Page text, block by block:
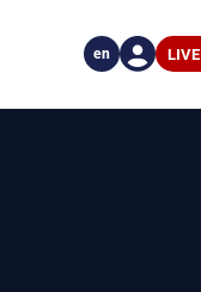
LIVE
en